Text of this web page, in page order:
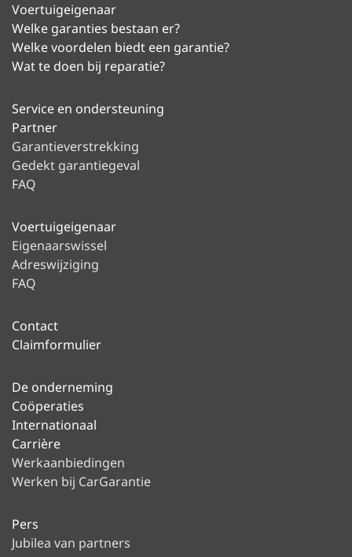
Voertuigeigenaar
Welke garanties bestaan er?
Welke voordelen biedt een garantie?
Wat te doen bij reparatie?
Service en ondersteuning
Partner
Garantieverstrekking
Gedekt garantiegeval
FAQ
Voertuigeigenaar
Eigenaarswissel
Adreswijziging
FAQ
Contact
Claimformulier
De onderneming
Coöperaties
Internationaal
Carrière
Werkaanbiedingen
Werken bij CarGarantie
Pers
Jubilea van partners